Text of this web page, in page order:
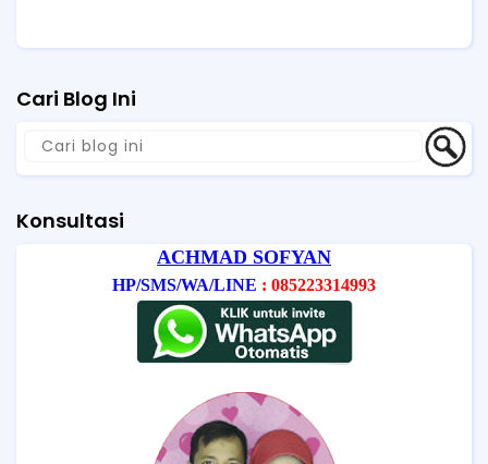
Cari Blog Ini
Konsultasi
ACHMAD SOFYAN
HP/SMS/WA/LINE : 085223314993